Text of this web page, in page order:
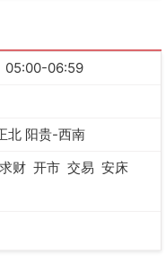
05:00-06:59
北 阳贵-西南
求财 开市 交易 安床